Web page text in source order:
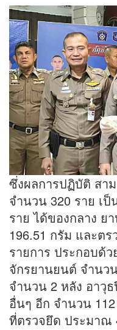
ซึ่งผลการปฏิบัติ สา
จำนวน 320 ราย เ
ราย ได้ของกลาง ย
196.51 กรัม และต
รายการ ประกอบด้
จักรยานยนต์ จำน
จำนวน 2 หลัง อาวุ
อื่นๆ อีก จำนวน
ที่ตรวจยึด ประมาณ